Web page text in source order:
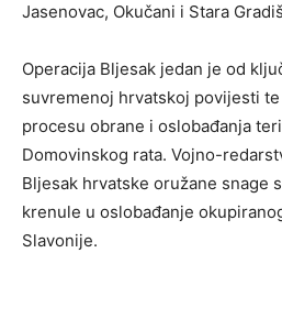
Jasenovac, Okučani i Stara
Operacija Bljesak jedan je od
suvremenoj hrvatskoj povijesti
procesu obrane i oslobađanja
Domovinskog rata. Vojno-
Bljesak hrvatske oružane snage
krenule u oslobađanje
Slavonije.